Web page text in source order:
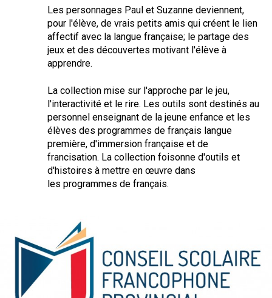
Les personnages Paul et Suzanne deviennent,
pour l'élève, de vrais petits amis qui créent le lien
affectif avec la langue française; le partage des
jeux et des découvertes motivant l'élève à
apprendre.
La collection mise sur l'approche par le jeu,
l'interactivité et le rire. Les outils sont destinés au
personnel enseignant de la jeune enfance et les
élèves des programmes de français langue
première, d'immersion française et de
francisation. La collection foisonne d'outils et
d'histoires à mettre en œuvre dans
les programmes de français.